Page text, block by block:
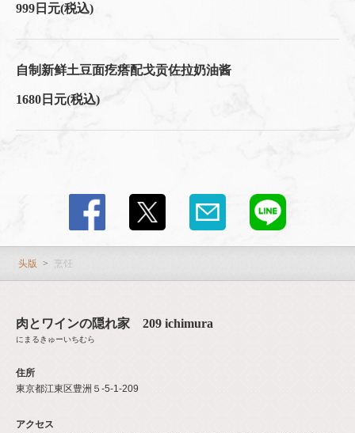
999日元(税込)
自制新鲜土豆面疙瘩配戈贡佐拉奶油酱
1680日元(税込)
头版 烹饪
肉とワインの隠れ家 209 ichimura
にまるきゅーいちむら
住所
東京都江東区豊洲５-5-1-209
アクセス